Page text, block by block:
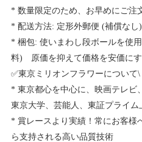
* 数量限定のため、お早めにご注
* 配送方法: 定形外郵便 (補償な
* 梱包: 使いまわし段ボールを使
料) 原価を抑えて価格を安価にす
✅東京ミリオンフラワーについて\
* 東京都心を中心に、映画テレビ
東京大学、芸能人、東証プライ
* 賞レースより実績！常にお客様
ら支持される高い品質技術